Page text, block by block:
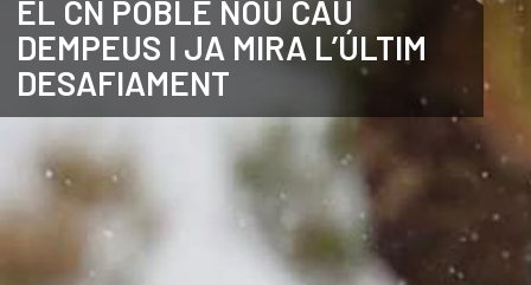
ANGLÈS
EL CN POBLE NOU CAU
DEMPEUS I JA MIRA L’ÚLTIM
DESAFIAMENT